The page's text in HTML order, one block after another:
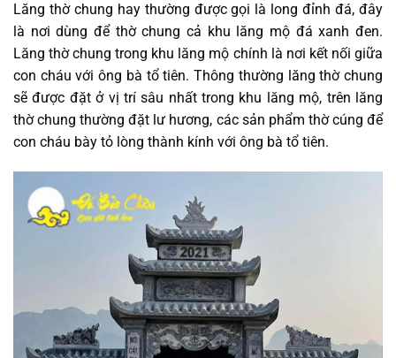
Lăng thờ chung hay thường được gọi là long đỉnh đá, đây
là nơi dùng để thờ chung cả khu lăng mộ đá xanh đen.
Lăng thờ chung trong khu lăng mộ chính là nơi kết nối giữa
con cháu với ông bà tổ tiên. Thông thường lăng thờ chung
sẽ được đặt ở vị trí sâu nhất trong khu lăng mộ, trên lăng
thờ chung thường đặt lư hương, các sản phẩm thờ cúng để
con cháu bày tỏ lòng thành kính với ông bà tổ tiên.